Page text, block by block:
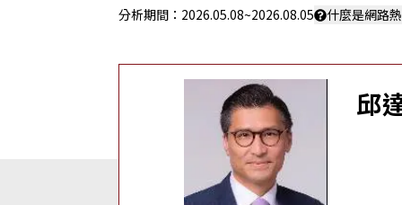
分析期間： 2026.05.08~2026.08.05 什麼是網路
邱